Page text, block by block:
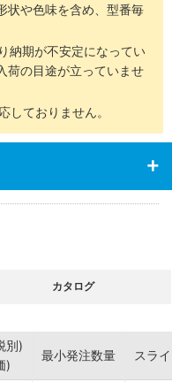
状や色味を含め、型番毎
納期が不安定になってい
荷の目途が立っていませ
しておりません。
カタログ
別)
)
最小発注数量 スラ